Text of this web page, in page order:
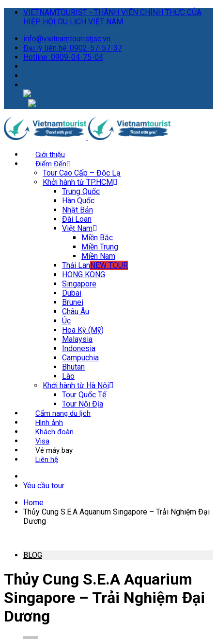
VIETNAMTOURIST - THÀNH VIÊN CHÍNH THỨC CỦA
HIỆP HỘI DU LỊCH VIỆT NAM
info@vietnamtouristjsc.vn
Đại lý liên hệ: 0902-57-57-37
Hotline: 0909-04-75-04
Giới thiệu
Điểm Đến
Tour Cao Cấp – Độc Lạ
Khởi hành từ TP.HCM
Trung Quốc
Hàn Quốc
Nhật Bản
Đài Loan
Việt Nam
Miền Bắc
Miền Trung
Miền Nam
Thái LanNEW TOUR
HONG KONG
Singapore
Dubai
Brunei
Châu Âu
Úc
Hoa Kỳ (Mỹ)
Malaysia
Indonesia
Campuchia
Bhutan
Lào
Khởi hành từ Hà Nội
Tour Quốc Tế
Tour Nội Địa
Cẩm nang du lịch
Hình ảnh
Khách đoàn
Visa
Vé máy bay
Liên hệ
Yêu cầu tour
Home
Thủy Cung S.E.A Aquarium Singapore – Trải Nghiệm Đại
Dương
BLOG
Thủy Cung S.E.A Aquarium
Singapore – Trải Nghiệm Đại
Dương